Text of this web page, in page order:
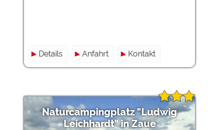
Details Anfahrt Kontakt
Naturcampingplatz "Ludwig
Leichhardt" in Zaue